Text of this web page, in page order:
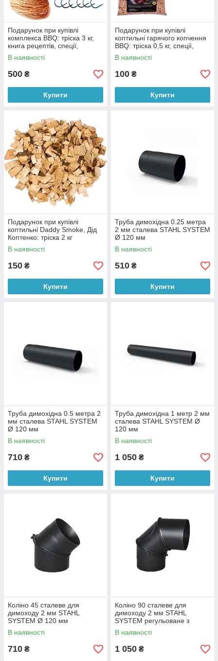
Подарунок при купівлі
комплекса BBQ: тріска 3 кг,
книга рецептів, спеції,
запальничка для
димогенератора
В наявності
500 ₴
Купити
Подарунок при купівлі
коптильні гарячого копчення
BBQ: тріска 0,5 кг, спеції,
книга рецептів
В наявності
100 ₴
Купити
Подарунок при купівлі
коптильні Daddy Smoke, Дід
Коптенко: тріска 2 кг
В наявності
150 ₴
Купити
Труба димохідна 0.25 метра
2 мм сталева STAHL SYSTEM
Ø 120 мм
В наявності
510 ₴
Купити
Труба димохідна 0.5 метра 2
мм сталева STAHL SYSTEM
Ø 120 мм
В наявності
710 ₴
Купити
Труба димохідна 1 метр 2 мм
сталева STAHL SYSTEM Ø
120 мм
В наявності
1 050 ₴
Купити
Коліно 45 сталеве для
димоходу 2 мм STAHL
SYSTEM Ø 120 мм
В наявності
710 ₴
Коліно 90 сталеве для
димоходу 2 мм STAHL
SYSTEM регульоване з
ревізією Ø 120 мм
В наявності
1 050 ₴